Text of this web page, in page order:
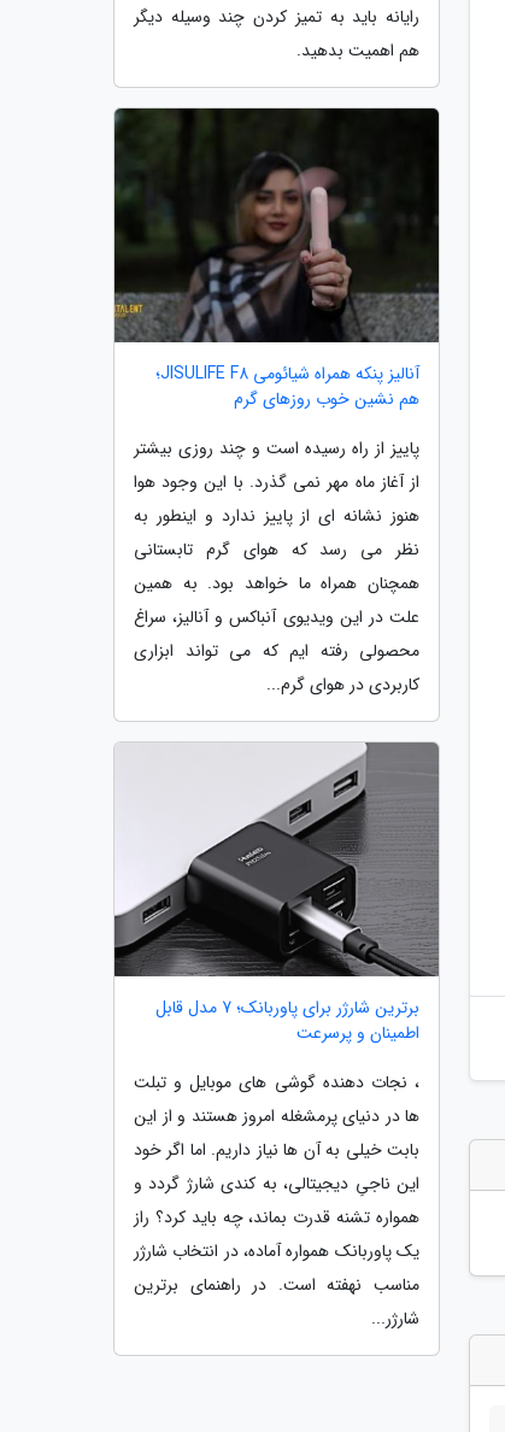
رایانه باید به تمیز کردن چند وسیله دیگر
هم اهمیت بدهید.
آنالیز پنکه همراه شیائومی JISULIFE F8؛
هم نشین خوب روزهای گرم
پاییز از راه رسیده است و چند روزی بیشتر
از آغاز ماه مهر نمی گذرد. با این وجود هوا
هنوز نشانه ای از پاییز ندارد و اینطور به
نظر می رسد که هوای گرم تابستانی
همچنان همراه ما خواهد بود. به همین
علت در این ویدیوی آنباکس و آنالیز، سراغ
محصولی رفته ایم که می تواند ابزاری
کاربردی در هوای گرم...
برترین شارژر برای پاوربانک؛ 7 مدل قابل
اطمینان و پرسرعت
، نجات دهنده گوشی های موبایل و تبلت
ها در دنیای پرمشغله امروز هستند و از این
بابت خیلی به آن ها نیاز داریم. اما اگر خود
این ناجیِ دیجیتالی، به کندی شارژ گردد و
همواره تشنه قدرت بماند، چه باید کرد؟ راز
یک پاوربانک همواره آماده، در انتخاب شارژر
مناسب نهفته است. در راهنمای برترین
شارژر...